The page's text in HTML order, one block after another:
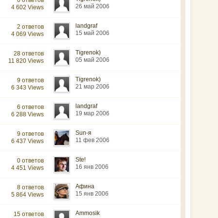
4 602 Views
26 май 2006
2 ответов
4 069 Views
landgraf
15 май 2006
28 ответов
11 820 Views
Tigrenok)
05 май 2006
9 ответов
6 343 Views
Tigrenok)
21 мар 2006
6 ответов
6 288 Views
landgraf
19 мар 2006
9 ответов
6 437 Views
Sun-я
11 фев 2006
0 ответов
4 451 Views
Ste!
16 янв 2006
8 ответов
5 864 Views
Афина
15 янв 2006
15 ответов
Ammosik